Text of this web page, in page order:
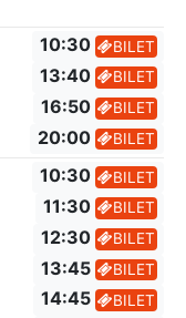
10:30 BILET
13:40 BILET
16:50 BILET
20:00 BILET
10:30 BILET
11:30 BILET
12:30 BILET
13:45 BILET
14:45 BILET